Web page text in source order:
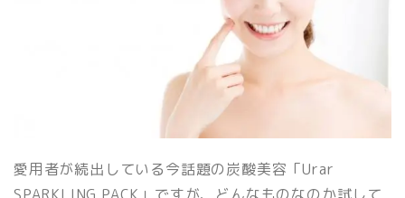
愛用者が続出している今話題の炭酸美容「Urar